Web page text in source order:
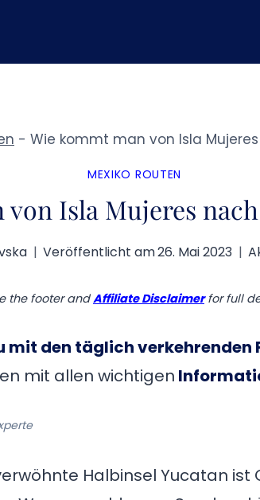
- Wie kommt man von Isla
MEXIKO ROUTEN
Isla Mujeres
Veröffentlicht am26. Mai 2023
the footer andAffiliate Disclaimerfor full
mit den täglich verkehrenden
mit allen wichtigen
Halbinsel Yucatan